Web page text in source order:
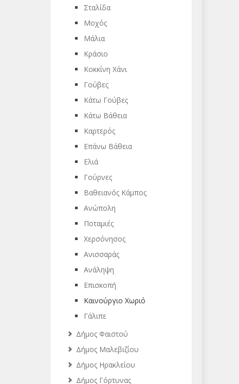
Σταλίδα
Μοχός
Μάλια
Κράσιο
Κοκκίνη Χάνι
Γούβες
Κάτω Γούβες
Κάτω Βάθεια
Καρτερός
Επάνω Βάθεια
Ελιά
Γούρνες
Βαθειανός Κάμπος
Ανώπολη
Ποταμιές
Χερσόνησος
Ανισσαράς
Ανάληψη
Επισκοπή
Καινούργιο Χωριό
Γάλιπε
Δήμος Φαιστού
Δήμος Μαλεβιζίου
Δήμος Ηρακλείου
Δήμος Γόρτυνας